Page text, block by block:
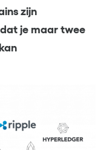
zijn
je maar twee